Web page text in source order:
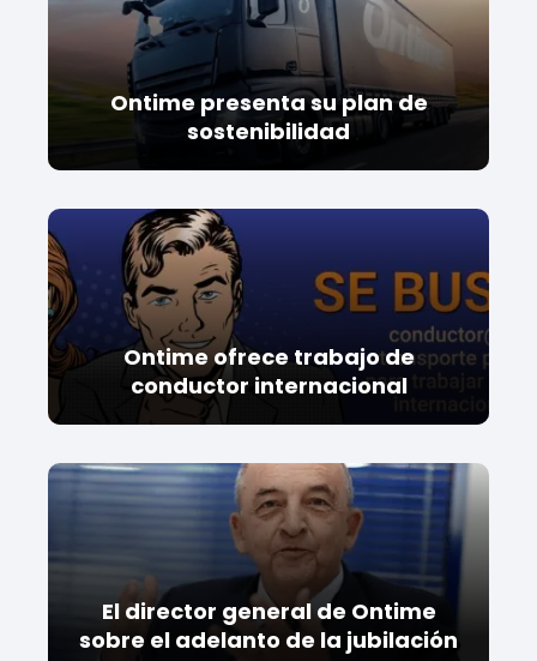
Ontime presenta su plan de
sostenibilidad
Ontime ofrece trabajo de
conductor internacional
El director general de Ontime
sobre el adelanto de la jubilación